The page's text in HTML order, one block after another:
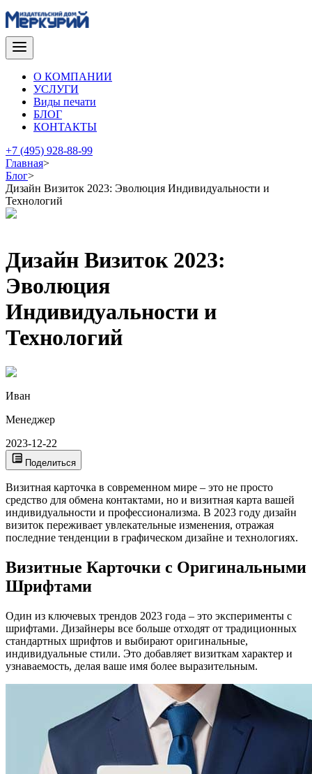
О КОМПАНИИ
УСЛУГИ
Виды печати
БЛОГ
КОНТАКТЫ
+7 (495) 928-88-99
Главная>
Блог>
Дизайн Визиток 2023: Эволюция Индивидуальности и
Технологий
Дизайн Визиток 2023:
Эволюция
Индивидуальности и
Технологий
Иван
Менеджер
2023-12-22
Поделиться
Визитная карточка в современном мире – это не просто
средство для обмена контактами, но и визитная карта вашей
индивидуальности и профессионализма. В 2023 году дизайн
визиток переживает увлекательные изменения, отражая
последние тенденции в графическом дизайне и технологиях.
Визитные Карточки с Оригинальными
Шрифтами
Один из ключевых трендов 2023 года – это эксперименты с
шрифтами. Дизайнеры все больше отходят от традиционных
стандартных шрифтов и выбирают оригинальные,
индивидуальные стили. Это добавляет визиткам характер и
узнаваемость, делая ваше имя более выразительным.